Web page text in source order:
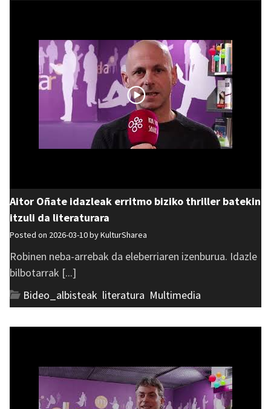
Aitor Oñate idazleak erritmo biziko thriller batekin
itzuli da literaturara
Posted on 2026-03-10 byKulturSharea
Robinen neba-arrebak da eleberriaren izenburua. Idazle
bilbotarrak [...]
Bideo_albisteak literatura Multimedia